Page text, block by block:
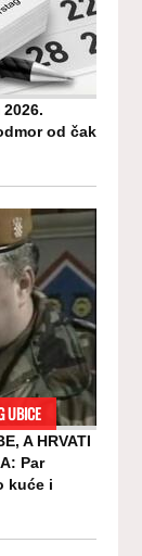
od čak
UBICE
A HRVATI
Par
kuće i